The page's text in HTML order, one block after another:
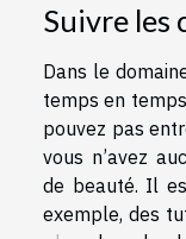
Suivre les
Dans le
temps en
pouvez pas
vous n’avez
de beauté. Il
exemple, des